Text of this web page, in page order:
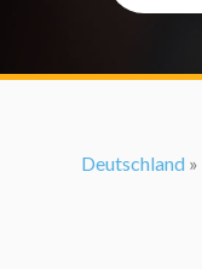
Deutschland»